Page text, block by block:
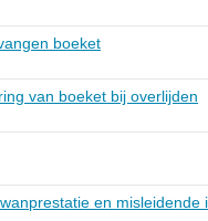
boeket
van boeket bij overlijden
en misleidende